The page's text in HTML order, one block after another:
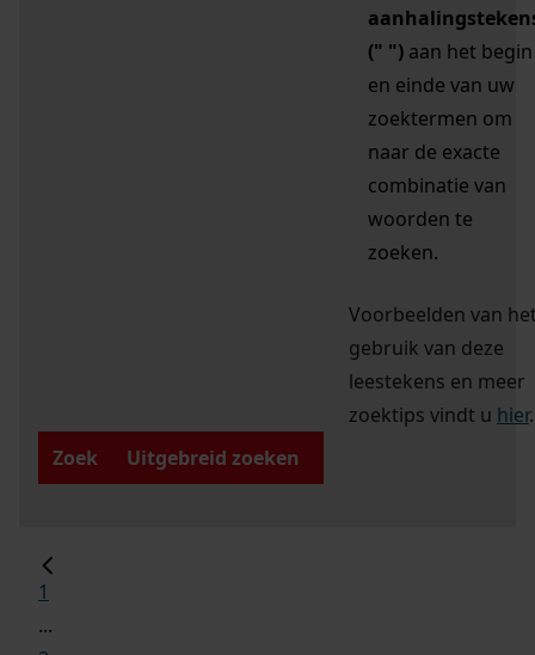
(" ") aan het begin
en einde van uw
zoektermen om
naar de exacte
combinatie van
woorden te
zoeken.
Voorbeelden van
gebruik van deze
leestekens en meer
zoektips vindt u hier.
Zoek
Uitgebreid zoeken
1
...